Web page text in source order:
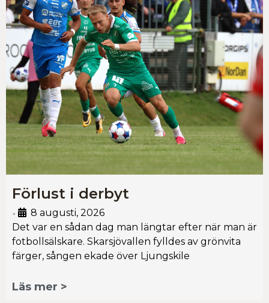
Förlust i derbyt
•
8 augusti, 2026
Det var en sådan dag man längtar efter när man är
fotbollsälskare. Skarsjövallen fylldes av grönvita
färger, sången ekade över Ljungskile
Läs mer >